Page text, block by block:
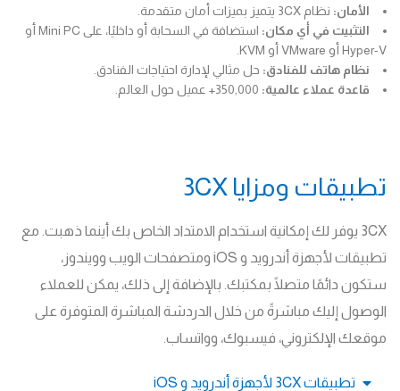
الأمان: نظام 3CX يتميز بميزات أمان متقدمة.
التثبيت في أي مكان:
استضافة في السحابة أو داخليًا، على Mini PC أو
Hyper-V أو VMware أو KVM.
نظام هاتف للفنادق: حل مثالي لإدارة احتياجات الفنادق.
قاعدة عملاء عالمية:
تطبيقات ومزايا 3CX
3CX يوفر لك إمكانية استخدام الامتداد الخاص بك أينما ذهبت. مع
تطبيقات لأجهزة أندرويد و iOS ومتصفحات الويب وويندوز،
ستكون دائمًا متصلًا بمكتبك. بالإضافة إلى ذلك، يمكن للعملاء
الوصول إليك مباشرةً من خلال الدردشة المباشرة المتوفرة على
موقعك الإلكتروني، فيسبوك، وواتساب.
تطبيقات 3CX لأجهزة أندرويد و iOS